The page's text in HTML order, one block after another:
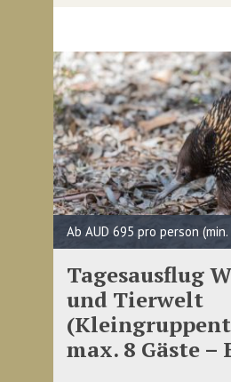
Ab AUD 695 pro person
Tagesausflug
und Tierwelt
max. 8 Gäste –